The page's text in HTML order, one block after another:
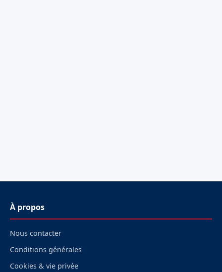
À propos
Nous contacter
Conditions générales
Cookies & vie privée